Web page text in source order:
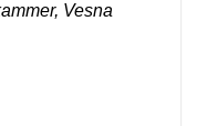
Vesna